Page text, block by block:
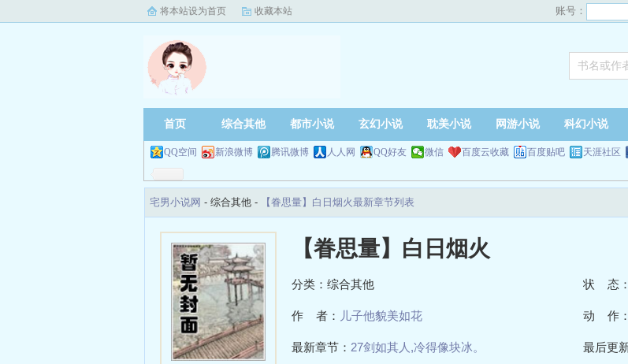
将本站设为首页 收藏本站 账号：
首页 综合其他 都市小说 玄幻小说 耽美小说 网游小说 科幻小说
QQ空间 新浪微博 腾讯微博 人人网 QQ好友 微信 百度云收藏 百度贴吧 天涯社区
宅男小说网 - 综合其他 - 【眷思量】白日烟火最新章节列表
【眷思量】白日烟火
分类：综合其他 状 态
作 者： 儿子他貌美如花 动 作：
最新章节： 27剑如其人,冷得像块冰。 最后更